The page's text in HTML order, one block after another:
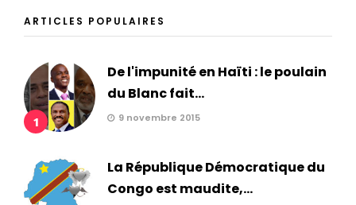
ARTICLES POPULAIRES
1
De l'impunité en Haïti : le poulain
du Blanc fait...
9 novembre 2015
La République Démocratique du
Congo est maudite,...